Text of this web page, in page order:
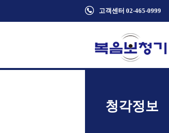
고객센터 02-465-0999
청각정보